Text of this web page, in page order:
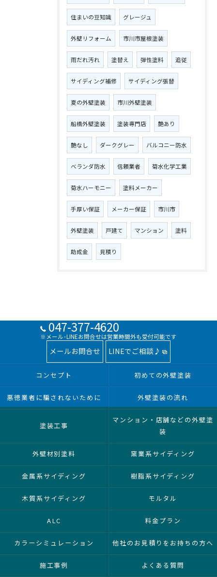
住まいの豆知識 グレージュ
外壁リフォーム 市川市屋根塗装
雨だれ汚れ 塗替え 弾性塗料 追従
サイディング補修 サイディング張替
夏の外壁塗装 市川外壁塗装
船橋外壁塗装 塗装専門店 艶あり
艶なし ダークグレー バルコニー防水
ベランダ防水 信頼業者 菊水化学工業
菊水ハーモニー 塗料メーカー
手厚い保証 メーカー保証 市川市
外壁塗装 戸建て マンション 塗料
助成金 見積り
047-377-4620
※メール･LINEお問合せは営業時間外も受付可能です
メールお問合せ LINEでご相談♪
コンセプト 初めての外壁塗装
悪徳業者に騙されないために 外壁塗装の流れ
塗装工事
マンション・店舗などの外壁塗
装
外壁材別塗料 窯業系サイディング
金属系サイディング 樹脂系サイディング
木質系サイディング モルタル
ALC 料金プラン
カラーシミュレーション 他社のお見積りをお持ちの方へ
施工事例 よくある質問